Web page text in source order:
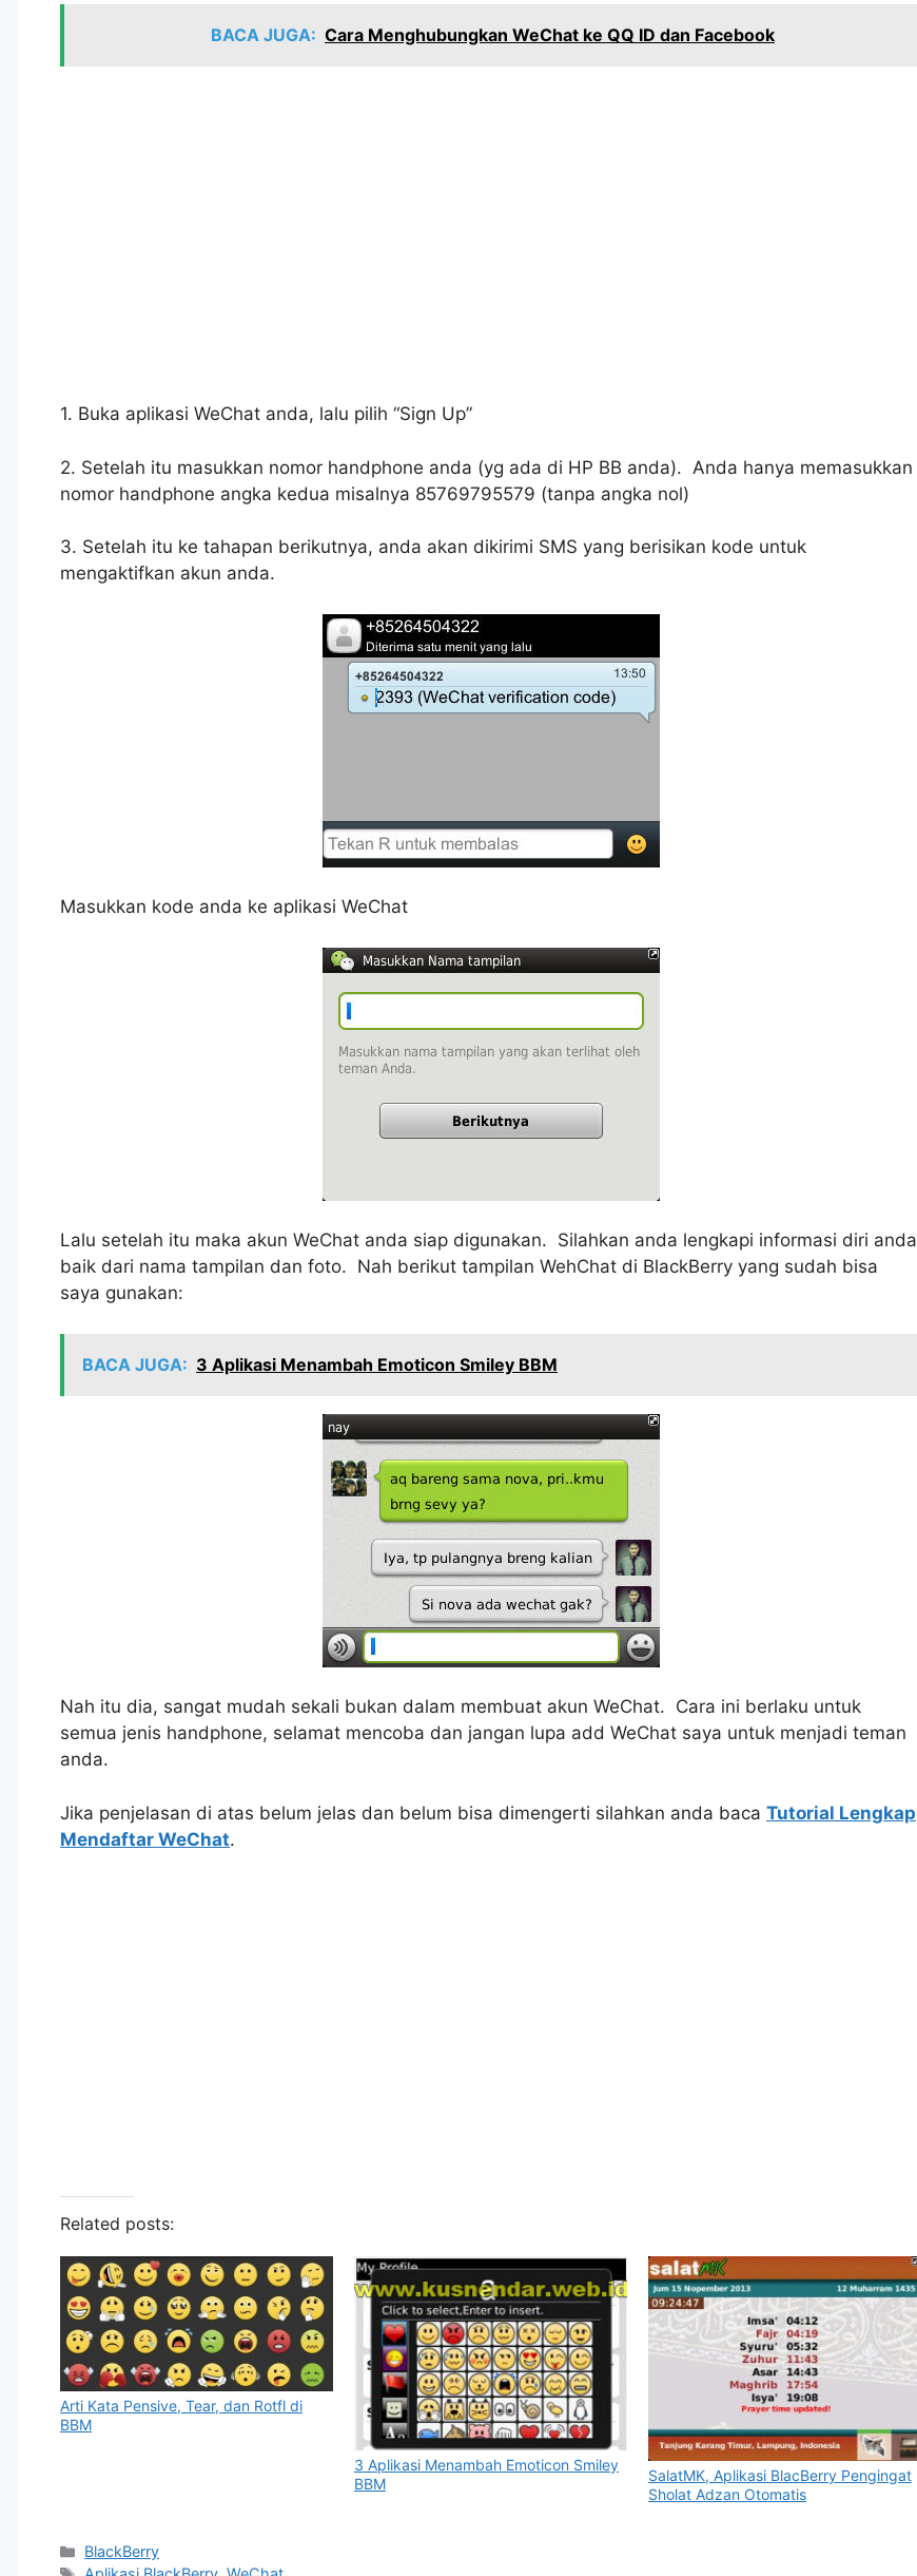
BACA JUGA: Cara Menghubungkan WeChat ke QQ ID dan Facebook
1. Buka aplikasi WeChat anda, lalu pilih “Sign Up”
2. Setelah itu masukkan nomor handphone anda (yg ada di HP BB anda). Anda hanya memasukkan
nomor handphone angka kedua misalnya 85769795579 (tanpa angka nol)
3. Setelah itu ke tahapan berikutnya, anda akan dikirimi SMS yang berisikan kode untuk
mengaktifkan akun anda.
Masukkan kode anda ke aplikasi WeChat
Lalu setelah itu maka akun WeChat anda siap digunakan. Silahkan anda lengkapi informasi diri anda
baik dari nama tampilan dan foto. Nah berikut tampilan WehChat di BlackBerry yang sudah bisa
saya gunakan:
BACA JUGA: 3 Aplikasi Menambah Emoticon Smiley BBM
Nah itu dia, sangat mudah sekali bukan dalam membuat akun WeChat. Cara ini berlaku untuk
semua jenis handphone, selamat mencoba dan jangan lupa add WeChat saya untuk menjadi teman
anda.
Jika penjelasan di atas belum jelas dan belum bisa dimengerti silahkan anda baca Tutorial Lengkap
Mendaftar WeChat.
Related posts:
Arti Kata Pensive, Tear, dan Rotfl di
BBM
3 Aplikasi Menambah Emoticon Smiley
BBM
SalatMK, Aplikasi BlacBerry Pengingat
Sholat Adzan Otomatis
Categories
BlackBerry